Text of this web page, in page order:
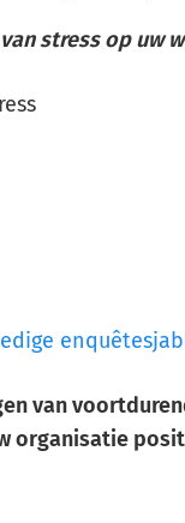
stress op uw
van
organisatie